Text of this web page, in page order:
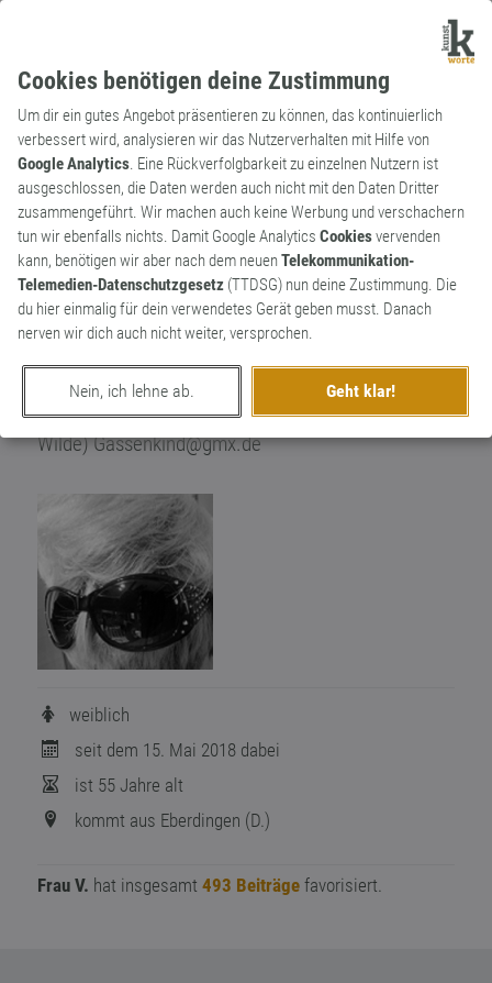
Cookies benötigen deine Zustimmung
Um dir ein gutes Angebot präsentieren zu können, das kontinuierlich
verbessert wird, analysieren wir das Nutzerverhalten mit Hilfe von
Google Analytics. Eine Rückverfolgbarkeit zu einzelnen Nutzern ist
ausgeschlossen, die Daten werden auch nicht mit den Daten Dritter
zusammengeführt. Wir machen auch keine Werbung und verschachern
tun wir ebenfalls nichts. Damit Google Analytics Cookiesvervenden
kann, benötigen wir aber nach dem neuenTelekommunikation-
Telemedien-Datenschutzgesetz (TTDSG) nun deine Zustimmung. Die
du hier einmalig für dein verwendetes Gerät geben musst. Danach
nerven wir dich auch nicht weiter, versprochen.
Nein, ich lehne ab. Geht klar!
Wortkünstlerin
Frau V.
Lichtscheues Element. Spricht nicht gerne.
Hat auch keine Homepage. Lebensmotti in
Zitaten: Wenn man dir liniertes Papier gibt,
Ramón Jiménez) Nachahmung ist die
höchste Form der Anerkennung. (Oscar
Wilde) Gassenkind@gmx.de
496
536
weiblich
seit dem 15. Mai 2018 dabei
ist 55 Jahre alt
kommt aus Eberdingen (D.)
Frau V. hat insgesamt 493 Beiträgefavorisiert.